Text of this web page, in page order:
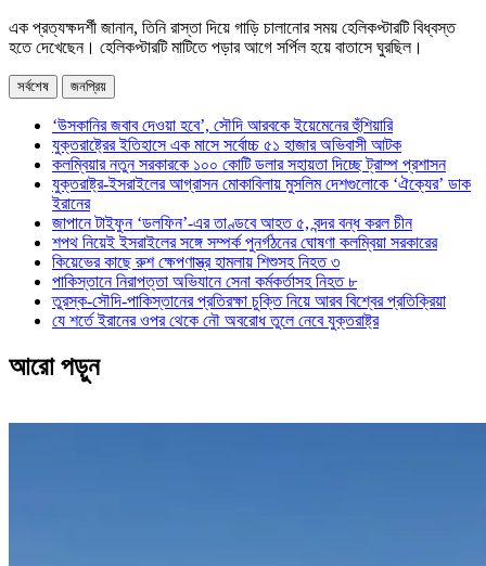
এক প্রত্যক্ষদর্শী জানান, তিনি রাস্তা দিয়ে গাড়ি চালানোর সময় হেলিকপ্টারটি বিধ্বস্ত
হতে দেখেছেন। হেলিকপ্টারটি মাটিতে পড়ার আগে সর্পিল হয়ে বাতাসে ঘুরছিল।
সর্বশেষ জনপ্রিয়
‘উসকানির জবাব দেওয়া হবে’, সৌদি আরবকে ইয়েমেনের হুঁশিয়ারি
যুক্তরাষ্ট্রের ইতিহাসে এক মাসে সর্বোচ্চ ৫১ হাজার অভিবাসী আটক
কলম্বিয়ার নতুন সরকারকে ১০০ কোটি ডলার সহায়তা দিচ্ছে ট্রাম্প প্রশাসন
যুক্তরাষ্ট্র-ইসরাইলের আগ্রাসন মোকাবিলায় মুসলিম দেশগুলোকে ‘ঐক্যের’ ডাক
ইরানের
জাপানে টাইফুন ‘ডলফিন’-এর তাণ্ডবে আহত ৫, বন্দর বন্ধ করল চীন
শপথ নিয়েই ইসরাইলের সঙ্গে সম্পর্ক পুনর্গঠনের ঘোষণা কলম্বিয়া সরকারের
কিয়েভের কাছে রুশ ক্ষেপণাস্ত্র হামলায় শিশুসহ নিহত ৩
পাকিস্তানে নিরাপত্তা অভিযানে সেনা কর্মকর্তাসহ নিহত ৮
তুরস্ক-সৌদি-পাকিস্তানের প্রতিরক্ষা চুক্তি নিয়ে আরব বিশ্বের প্রতিক্রিয়া
যে শর্তে ইরানের ওপর থেকে নৌ অবরোধ তুলে নেবে যুক্তরাষ্ট্র
আরো পড়ুন